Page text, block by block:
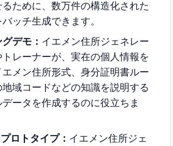
ために、数万件の構造化された
ッチ生成できます。
デモ： イエメン住所ジェネレー
レーナーが、実在の個人情報を
メン住所形式、身分証明書ルー
域コードなどの知識を説明する
ータを作成するのに役立ちま
ロトタイプ： イエメン住所ジェ